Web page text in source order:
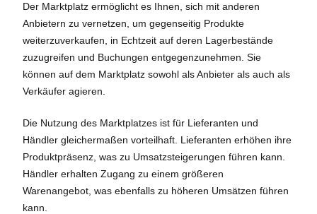
Der Marktplatz ermöglicht es Ihnen, sich mit anderen
Anbietern zu vernetzen, um gegenseitig Produkte
weiterzuverkaufen, in Echtzeit auf deren Lagerbestände
zuzugreifen und Buchungen entgegenzunehmen. Sie
können auf dem Marktplatz sowohl als Anbieter als auch als
Verkäufer agieren.
Die Nutzung des Marktplatzes ist für Lieferanten und
Händler gleichermaßen vorteilhaft. Lieferanten erhöhen ihre
Produktpräsenz, was zu Umsatzsteigerungen führen kann.
Händler erhalten Zugang zu einem größeren
Warenangebot, was ebenfalls zu höheren Umsätzen führen
kann.